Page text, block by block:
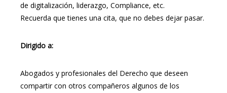
de digitalización, liderazgo, Compliance, etc.
Recuerda que tienes una cita, que no debes dejar pasar.
Dirigido a:
Abogados y profesionales del Derecho que deseen
compartir con otros compañeros algunos de los